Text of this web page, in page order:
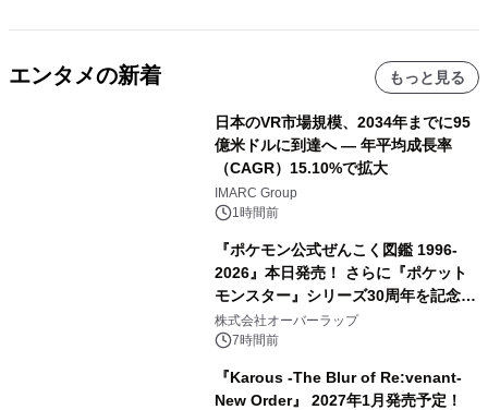
エンタメの新着 もっと見る
日本のVR市場規模、2034年までに95
億米ドルに到達へ ― 年平均成長率
（CAGR）15.10%で拡大
IMARC Group
1時間前
『ポケモン公式ぜんこく図鑑 1996-
2026』本日発売！ さらに『ポケット
モンスター』シリーズ30周年を記念し
た画集『ポケットモンスター ビジュア
ルアートブック』の発売決定！ 2026
株式会社オーバーラップ
7時間前
『Karous -The Blur of Re:venant-
New Order』 2027年1月発売予定！